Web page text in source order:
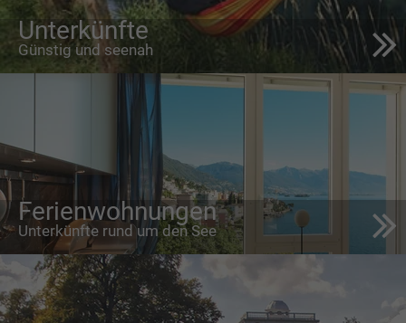
Unterkünfte
Günstig und seenah
Ferienwohnungen
Unterkünfte rund um den See